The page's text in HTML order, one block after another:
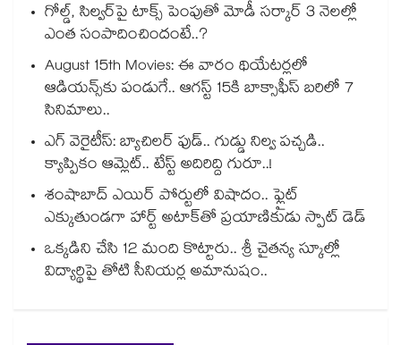
గోల్డ్, సిల్వర్‌పై టాక్స్ పెంపుతో మోడీ సర్కార్ 3 నెలల్లో
ఎంత సంపాదించిందంటే..?
August 15th Movies: ఈ వారం థియేటర్లలో
ఆడియన్స్⁬కు పండుగే.. ఆగస్ట్ 15కి బాక్సాఫీస్ బరిలో 7
సినిమాలు..
ఎగ్ వెరైటీస్: బ్యాచిలర్ ఫుడ్.. గుడ్డు నిల్వ పచ్చడి..
క్యాప్పికం ఆమ్లెట్.. టేస్ట్ అదిరిద్ది గురూ..!
శంషాబాద్ ఎయిర్ పోర్టులో విషాదం.. ఫ్లైట్
ఎక్కుతుండగా హార్ట్ అటాక్⁭తో ప్రయాణికుడు స్పాట్ డెడ్
ఒక్కడిని చేసి 12 మంది కొట్టారు.. శ్రీ చైతన్య స్కూల్లో
విద్యార్థిపై తోటి సీనియర్ల అమానుషం..